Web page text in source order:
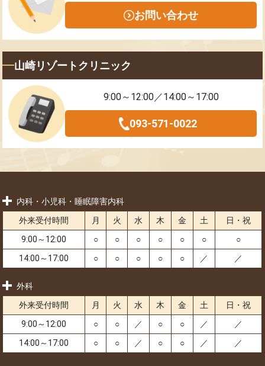
お問い合わせ
山崎リゾートクリニック
9:00～12:00／14:00～17:00
093-571-0022
内科・小児科・睡眠障害内科
外来受付時間 月 火 水 木 金 土
日・祝
9:00～12:00
○ ○ ○ ○ ○ ○
○
14:00～17:00
○ ○ ○ ○ ○ ／ ／
外科
外来受付時間 月 火 水 木 金 土
日・祝
9:00～12:00
○ ○ ／ ○ ○ ／
／
14:00～17:00
○ ○ ／ ○ ○ ／ ／